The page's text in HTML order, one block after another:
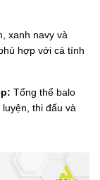
xanh navy và
hợp với cá tính
Tổng thể balo
thi đấu và